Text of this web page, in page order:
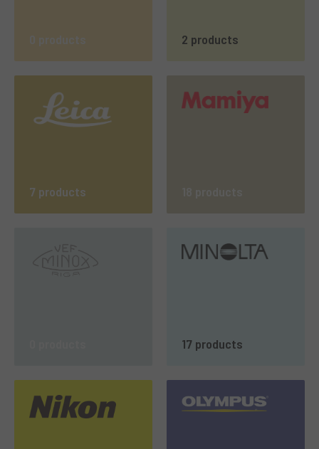
2 products
7 products
17 products